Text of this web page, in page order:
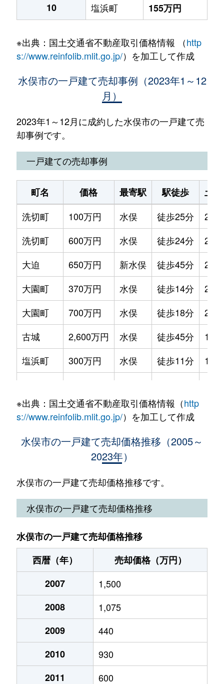
10
塩浜町 155万円
※出典：国土交通省不動産取引価格情報 （http
s://www.reinfolib.mlit.go.jp/）を加工して作成
水俣市の一戸建て売却事例（2023年1～12
月）
2023年1～12月に成約した水俣市の一戸建て売
却事例です。
一戸建ての売却事例
町名 価格 最寄駅 駅徒歩
土
洗切町
100万円 水俣 徒歩25分
洗切町
600万円 水俣 徒歩24分
大迫
650万円 新水俣 徒歩45分
大園町
370万円 水俣 徒歩14分
大園町
700万円 水俣 徒歩18分
古城
2,600万円 水俣 徒歩45分
塩浜町
300万円 水俣 徒歩11分
南福寺
330万円 水俣 徒歩28分
380万円 水俣
初野
2,200万円 新水俣 徒歩11分
袋
110万円 袋
牧ノ内
120万円 水俣 徒歩45分
丸島町
1,500万円 水俣 徒歩16分
※出典：国土交通省不動産取引価格情報（http
s://www.reinfolib.mlit.go.jp/）を加工して作成
水俣市の一戸建て売却価格推移（2005～
2023年）
水俣市の一戸建て売却価格推移です。
水俣市の一戸建て売却価格推移
水俣市の一戸建て売却価格推移
西暦（年）
売却価格（万円）
2007
1,500
2008
1,075
2009
440
2010
930
2011
600